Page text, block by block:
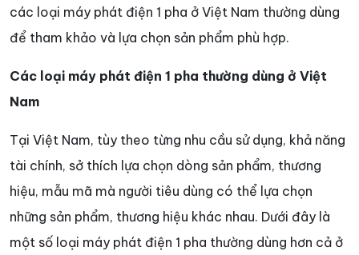
các loại máy phát điện 1 pha ở Việt Nam thường dùng
để tham khảo và lựa chọn sản phẩm phù hợp.
Các loại máy phát điện 1 pha thường dùng ở Việt
Nam
Tại Việt Nam, tùy theo từng nhu cầu sử dụng, khả năng
tài chính, sở thích lựa chọn dòng sản phẩm, thương
hiệu, mẫu mã mà người tiêu dùng có thể lựa chọn
những sản phẩm, thương hiệu khác nhau. Dưới đây là
một số loại máy phát điện 1 pha thường dùng hơn cả ở